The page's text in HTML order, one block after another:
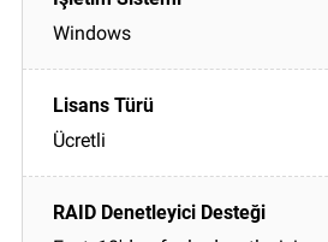
Windows
Ücretli